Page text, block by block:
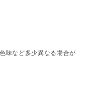
味など多少異なる場合が